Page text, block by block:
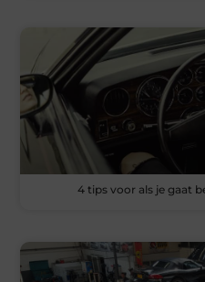
4 tips voor als je gaat